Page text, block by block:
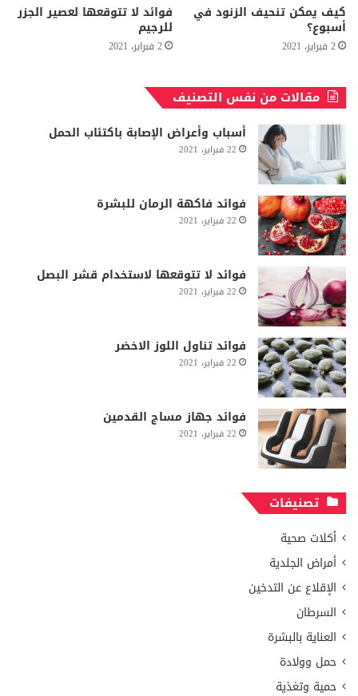
كيف يمكن تنحيف الزنود في
أسبوع؟
2 فبراير، 2021
فوائد لا تتوقعها لعصير الجزر
للرجيم
2 فبراير، 2021
مقالات من نفس التصنيف
أسباب وأعراض الإصابة باكتئاب الحمل
22 فبراير، 2021
فوائد فاكهة الرمان للبشرة
22 فبراير، 2021
فوائد لا تتوقعها لاستخدام قشر البصل
22 فبراير، 2021
فوائد تناول اللوز الاخضر
22 فبراير، 2021
فوائد جهاز مساج القدمين
22 فبراير، 2021
تصنيفات
أكلات صحية
أمراض الجلدية
الإقلاع عن التدخين
السرطان
العناية بالبشرة
حمل وولادة
حمية وتغذية